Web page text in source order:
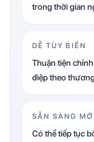
trong thời gian
DỄ TÙY BIẾN
Thuận tiện
điệp theo
SẴN SÀNG MỞ
Có thể tiếp tục